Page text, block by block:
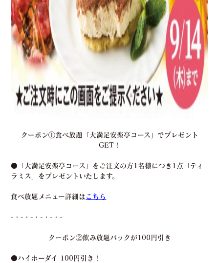
クーポン①食べ放題「大満足安楽亭コース」でプレゼント
GET！
●「大満足安楽亭コース」をご注文の方1名様につき1点「ティ
ラミス」をプレゼントいたします。
食べ放題メニュー詳細は こちら
-・-・-・-・-・-
クーポン②飲み放題パックが100円引き
●ハイホーダイ 100円引き！